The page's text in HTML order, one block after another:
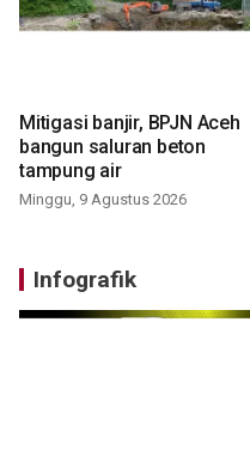
Mitigasi banjir, BPJN Aceh
bangun saluran beton
tampung air
Minggu, 9 Agustus 2026
Infografik